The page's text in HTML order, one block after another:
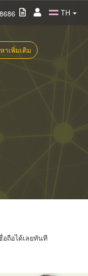
TH
าเพิ่มเติม
ถือได้เลยทันที